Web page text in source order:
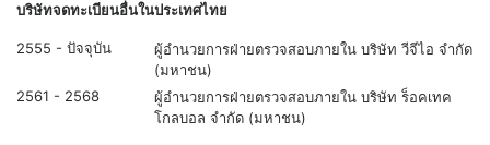
บริษัทจดทะเบียนอื่นในประเทศไทย
2555 - ปัจจุบัน
ผู้อำนวยการฝ่ายตรวจสอบภายใน บริษัท วีจีไอ จำกัด
(มหาชน)
2561 - 2568
ผู้อำนวยการฝ่ายตรวจสอบภายใน บริษัท ร็อคเทค
โกลบอล จำกัด (มหาชน)